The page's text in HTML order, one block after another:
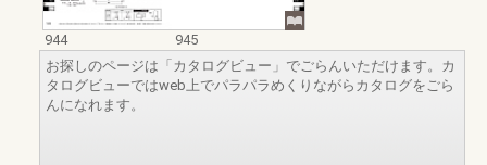
944
945
お探しのページは「カタログビュー」でごらんいただけます。カ
タログビューではweb上でパラパラめくりながらカタログをごら
んになれます。